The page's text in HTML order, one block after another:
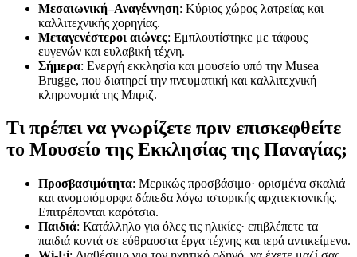
Μεσαιωνική–Αναγέννηση: Κύριος χώρος λατρείας και
καλλιτεχνικής χορηγίας.
Μεταγενέστεροι αιώνες: Εμπλουτίστηκε με τάφους
ευγενών και ευλαβική τέχνη.
Σήμερα: Ενεργή εκκλησία και μουσείο υπό την Musea
Brugge, που διατηρεί την πνευματική και καλλιτεχνική
κληρονομιά της Μπριζ.
Τι πρέπει να γνωρίζετε πριν επισκεφθείτε
το Μουσείο της Εκκλησίας της Παναγίας;
Προσβασιμότητα: Μερικώς προσβάσιμο· ορισμένα σκαλιά
και ανομοιόμορφα δάπεδα λόγω ιστορικής αρχιτεκτονικής.
Επιτρέπονται καρότσια.
Παιδιά: Κατάλληλο για όλες τις ηλικίες· επιβλέπετε τα
παιδιά κοντά σε εύθραυστα έργα τέχνης και ιερά αντικείμενα.